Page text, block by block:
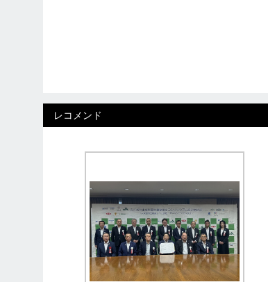
レコメンド